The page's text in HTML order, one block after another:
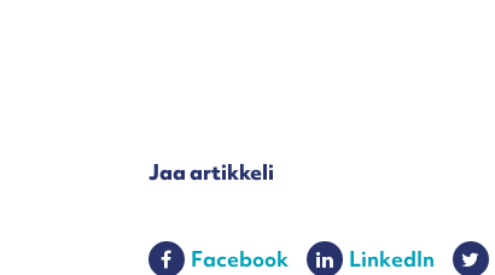
Jaa artikkeli
Facebook LinkedIn